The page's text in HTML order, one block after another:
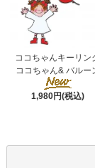
ココちゃんキーリン
ココちゃん& バルー
1,980円(税込)